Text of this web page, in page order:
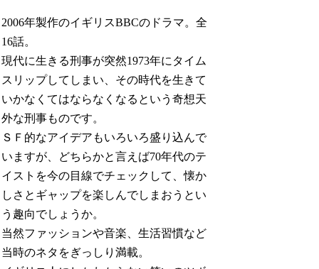
2006年製作のイギリスBBCのドラマ。全
16話。
現代に生きる刑事が突然1973年にタイム
スリップしてしまい、その時代を生きて
いかなくてはならなくなるという奇想天
外な刑事ものです。
ＳＦ的なアイデアもいろいろ盛り込んで
いますが、どちらかと言えば70年代のテ
イストを今の目線でチェックして、懐か
しさとギャップを楽しんでしまおうとい
う趣向でしょうか。
当然ファッションや音楽、生活習慣など
当時のネタをぎっしり満載。